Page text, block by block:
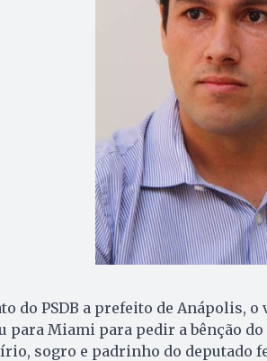
do PSDB a prefeito de Anápolis, o
para Miami para pedir a bênção
sogro e padrinho do deputado